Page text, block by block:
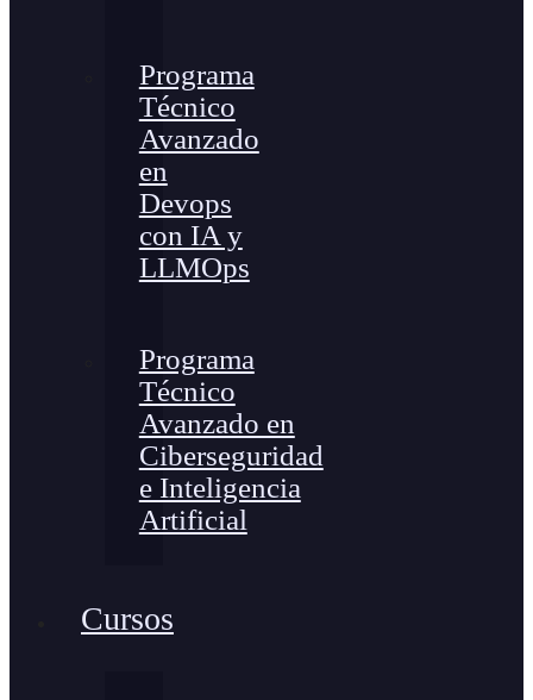
Programa
Técnico
Avanzado
en
Devops
con IA y
LLMOps
Programa
Técnico
Avanzado en
Ciberseguridad
e Inteligencia
Artificial
Cursos